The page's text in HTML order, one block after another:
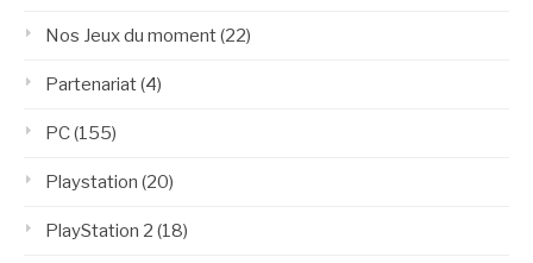
Nos Jeux du moment(22)
Partenariat(4)
PC(155)
Playstation (20)
PlayStation 2 (18)